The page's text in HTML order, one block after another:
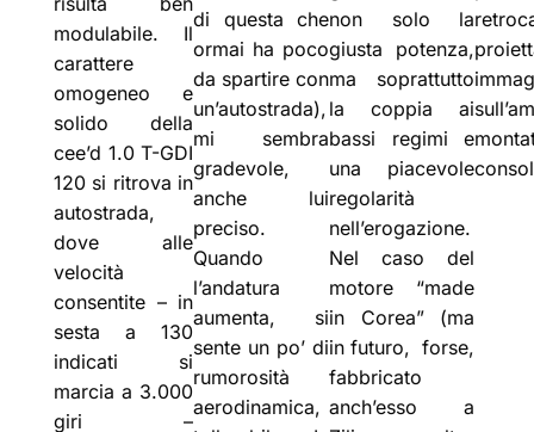
modulabile. Il
carattere
omogeneo e
solido della
cee’d 1.0 T-GDI
120 si ritrova in
autostrada,
dove alle
velocità
consentite – in
sesta a 130
indicati si
marcia a 3.000
giri –
di questa che
ormai ha poco
da spartire con
un’autostrada),
mi sembra
gradevole,
anche lui
preciso.
Quando
l’andatura
aumenta, si
sente un po’ di
rumorosità
aerodinamica,
non solo la
giusta potenza,
ma soprattutto
la coppia ai
bassi regimi e
una piacevole
regolarità
nell’erogazione.
Nel caso del
motore “made
in Corea” (ma
in futuro, forse,
fabbricato
anch’esso a